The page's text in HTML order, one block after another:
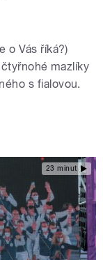
o Vás říká?)
mazlíky
s fialovou.
23 minut